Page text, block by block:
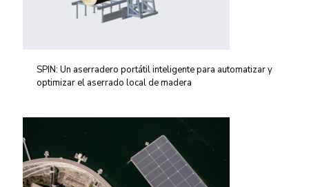
SPIN: Un aserradero portátil inteligente para automatizar y
optimizar el aserrado local de madera